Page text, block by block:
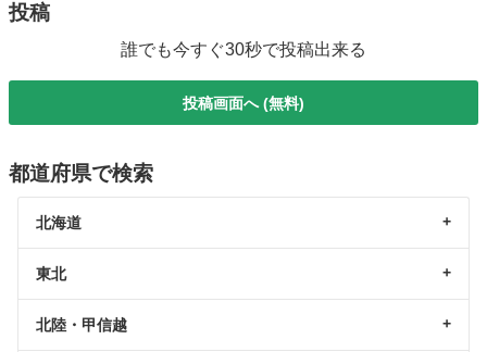
投稿
誰でも今すぐ30秒で投稿出来る
投稿画面へ (無料)
都道府県で検索
北海道
東北
北陸・甲信越